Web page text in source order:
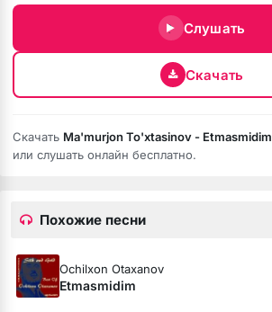
Слушать
Скачать
Скачать Ma'murjon To'xtasinov - Etmasmidim
или слушать онлайн бесплатно.
Похожие песни
Ochilxon Otaxanov
Etmasmidim